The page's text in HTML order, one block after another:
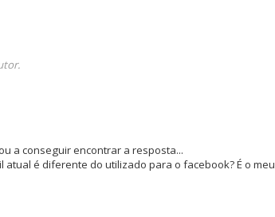
a conseguir encontrar a resposta...
atual é diferente do utilizado para o facebook? É o meu